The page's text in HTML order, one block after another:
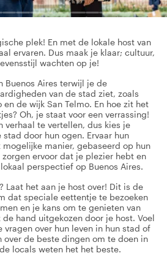
plek! En met de lokale host van
ervaren. Dus maak je klaar; cultuur,
wachten op je!
Buenos Aires terwijl je de
van de stad ziet, zoals
en de wijk San Telmo. En hoe zit het
Oh, je staat voor een verrassing!
verhaal te vertellen, dus kies je
door hun ogen. Ervaar hun
mogelijke manier, gebaseerd op hun
ervoor dat je plezier hebt en
perspectief op Buenos Aires.
Laat het aan je host over! Dit is de
dat speciale eettentje te bezoeken
en je kans om te genieten van
hand uitgekozen door je host. Voel
vragen over hun leven in hun stad of
over de beste dingen om te doen in
locals weten het het beste.